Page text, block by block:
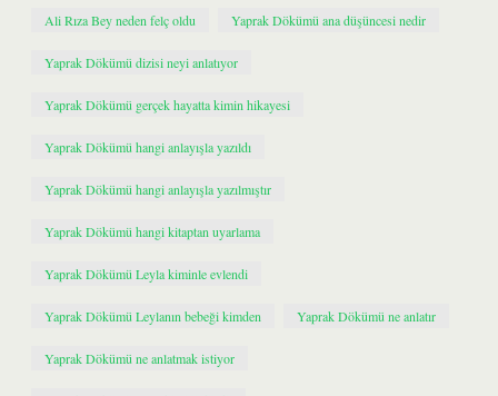
Ali Rıza Bey neden felç oldu Yaprak Dökümü ana düşüncesi nedir
Yaprak Dökümü dizisi neyi anlatıyor
Yaprak Dökümü gerçek hayatta kimin hikayesi
Yaprak Dökümü hangi anlayışla yazıldı
Yaprak Dökümü hangi anlayışla yazılmıştır
Yaprak Dökümü hangi kitaptan uyarlama
Yaprak Dökümü Leyla kiminle evlendi
Yaprak Dökümü Leylanın bebeği kimden Yaprak Dökümü ne anlatır
Yaprak Dökümü ne anlatmak istiyor